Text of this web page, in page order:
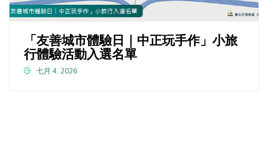
「友善城市體驗日｜中正玩手作」小旅
行體驗活動入選名單
七月 4, 2026